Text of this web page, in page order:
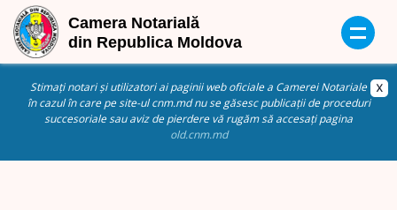
Stimați notari și utilizatori ai paginii web oficiale a Camerei Notariale
în cazul în care pe site-ul cnm.md nu se găsesc publicații de proceduri
succesoriale sau aviz de pierdere vă rugăm să accesați pagina
old.cnm.md